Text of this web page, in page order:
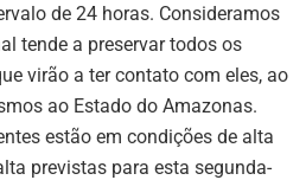
de 24 horas. Consideramos
tende a preservar todos os
virão a ter contato com eles, ao
ao Estado do Amazonas.
estão em condições de alta
previstas para esta segunda-